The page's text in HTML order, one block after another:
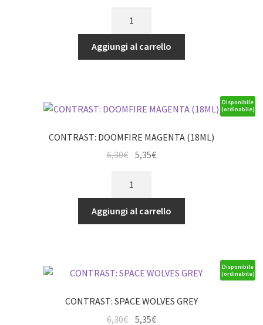
originale
era:
3,60€.
è:
3,06€.
(12ML)
quantità
Aggiungi al carrello
Disponibile
(ordinabile)
CONTRAST: DOOMFIRE MAGENTA (18ML)
6,30€
prezzo
originale
era:
6,30€.
5,35€Il
è:
5,35€.
MAGENTA
(18ML)
Aggiungi al carrello
Disponibile
(ordinabile)
CONTRAST: SPACE WOLVES GREY
6,30€ 5,35€Il